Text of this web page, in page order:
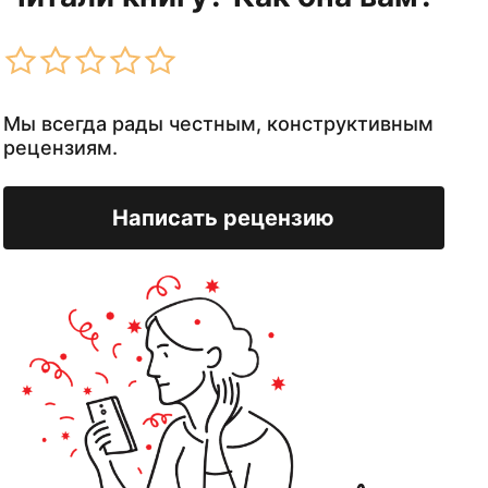
Мы всегда рады честным, конструктивным
рецензиям.
Написать рецензию